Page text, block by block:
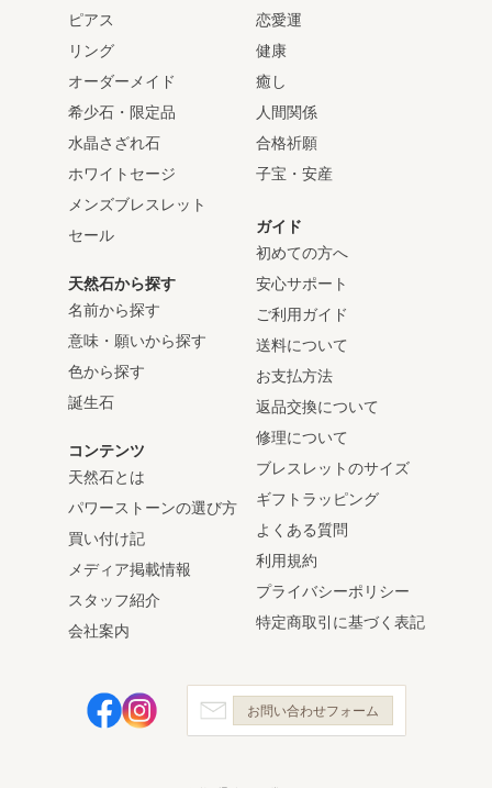
ピアス
リング
オーダーメイド
希少石・限定品
水晶さざれ石
ホワイトセージ
メンズブレスレット
セール
恋愛運
健康
癒し
人間関係
合格祈願
子宝・安産
天然石から探す
名前から探す
意味・願いから探す
色から探す
誕生石
コンテンツ
天然石とは
パワーストーンの選び方
買い付け記
メディア掲載情報
スタッフ紹介
会社案内
ガイド
初めての方へ
安心サポート
ご利用ガイド
送料について
お支払方法
返品交換について
修理について
ブレスレットのサイズ
ギフトラッピング
よくある質問
利用規約
プライバシーポリシー
特定商取引に基づく表記
お問い合わせフォーム